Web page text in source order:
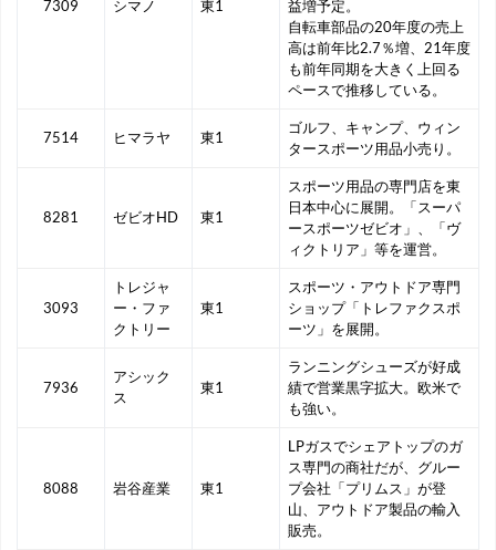
7309 シマノ 東1
益増予定。
自転車部品の20年度の売上
高は前年比2.7％増、21年度
も前年同期を大きく上回る
ペースで推移している。
7514 ヒマラヤ 東1
ゴルフ、キャンプ、ウィン
タースポーツ用品小売り。
8281 ゼビオHD 東1
スポーツ用品の専門店を東
日本中心に展開。「スーパ
ースポーツゼビオ」、「ヴ
ィクトリア」等を運営。
3093
トレジャ
ー・ファ
クトリー
東1
スポーツ・アウトドア専門
ショップ「トレファクスポ
ーツ」を展開。
7936
アシック
ス
東1
ランニングシューズが好成
績で営業黒字拡大。欧米で
も強い。
8088 岩谷産業 東1
LPガスでシェアトップのガ
ス専門の商社だが、グルー
プ会社「プリムス」が登
山、アウトドア製品の輸入
販売。